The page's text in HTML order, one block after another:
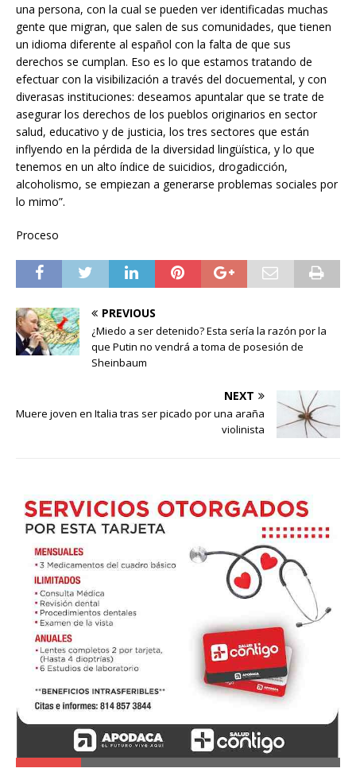
una persona, con la cual se pueden ver identificadas muchas
gente que migran, que salen de sus comunidades, que tienen
un idioma diferente al español con la falta de que sus
derechos se cumplan. Eso es lo que estamos tratando de
efectuar con la visibilización a través del docuemental, y con
diverasas instituciones: deseamos apuntalar que se trate de
asegurar los derechos de los pueblos originarios en sector
salud, educativo y de justicia, los tres sectores que están
inflyendo en la pérdida de la diversidad lingüística, y lo que
tenemos en un alto índice de suicidios, drogadicción,
alcoholismo, se empiezan a generarse problemas sociales por
lo mimo”.
Proceso
PREVIOUS
¿Miedo a ser detenido? Esta sería la razón por la
que Putin no vendrá a toma de posesión de
Sheinbaum
NEXT
Muere joven en Italia tras ser picado por una araña
violinista